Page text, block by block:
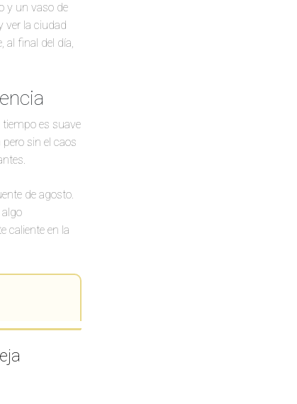
y un vaso de
ver la ciudad
al final del día,
es suave
sin el caos
de agosto.
caliente en la